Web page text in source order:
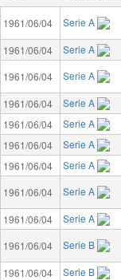
1961/06/04 Serie A
1961/06/04
Serie A
1961/06/04
Serie A
1961/06/04
Serie A
1961/06/04
Serie A
1961/06/04
Serie A
1961/06/04
Serie A
1961/06/04
Serie A
1961/06/04
Serie A
1961/06/04
Serie B
1961/06/04
Serie B